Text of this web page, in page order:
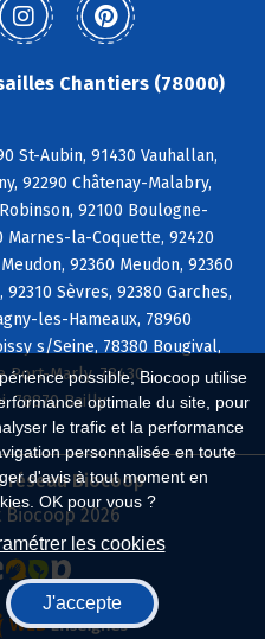
possible, Biocoop utilise
optimale du site, pour
le trafic et la performance
personnalisée en toute
d'avis à tout moment en
OK pour vous ?
les cookies
J'accepte
Chantiers (78000)
St-Aubin, 91430 Vauhallan,
92290 Châtenay-Malabry,
92100 Boulogne-
Marnes-la-Coquette, 92420
92360 Meudon, 92360
Sèvres, 92380 Garches,
les-Hameaux, 78960
s/Seine, 78380 Bougival,
Port-Marly, 78430
78870 Bailly
réseau Biocoop
2026